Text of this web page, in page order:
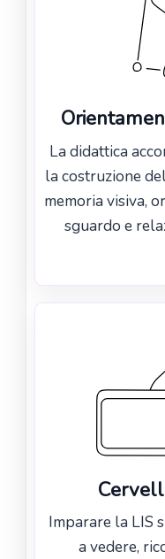
La didattica
la costruzione
memoria visiva,
sguardo e
Imparare la LIS
a vedere,